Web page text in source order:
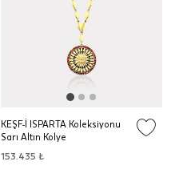
KEŞF-İ ISPARTA Koleksiyonu
Sarı Altın Kolye
153.435 ₺